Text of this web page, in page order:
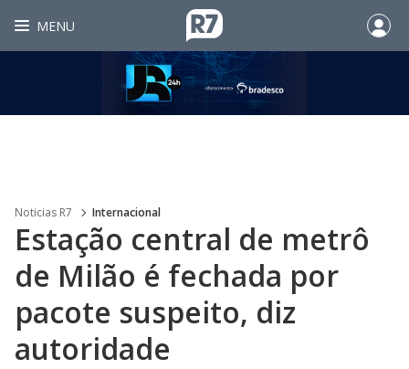
MENU
Noticias R7 Internacional
Estação central de metrô
de Milão é fechada por
pacote suspeito, diz
autoridade